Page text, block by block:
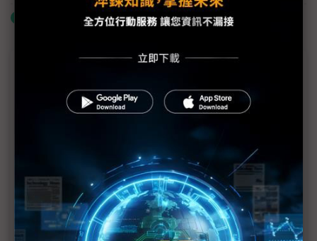
什麼是「關鍵字追蹤」
MLCC訂單過熱、出貨比創高 村田示警全球AI基
建熱潮將趨緩
2027全年記憶體產能提前售罄 買家「祕而不
宣」只怕買不夠
英特爾EMIB良率達標 聯發科第2代ASIC產品
2028準時量產